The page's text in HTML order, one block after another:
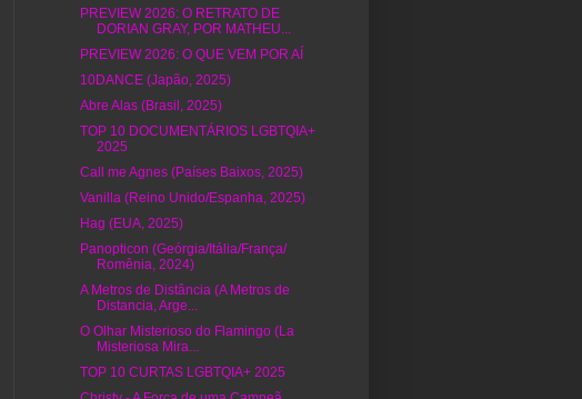
PREVIEW 2026: O RETRATO DE
DORIAN GRAY, POR MATHEU...
PREVIEW 2026: O QUE VEM POR AÍ
10DANCE (Japão, 2025)
Abre Alas (Brasil, 2025)
TOP 10 DOCUMENTÁRIOS LGBTQIA+
2025
Call me Agnes (Países Baixos, 2025)
Vanilla (Reino Unido/Espanha, 2025)
Hag (EUA, 2025)
Panopticon (Geórgia/Itália/França/
Romênia, 2024)
A Metros de Distância (A Metros de
Distancia, Arge...
O Olhar Misterioso do Flamingo (La
Misteriosa Mira...
TOP 10 CURTAS LGBTQIA+ 2025